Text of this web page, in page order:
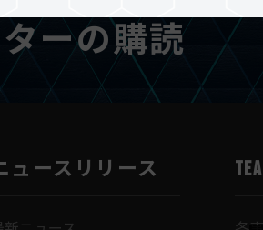
ーの購読
ュースリリース